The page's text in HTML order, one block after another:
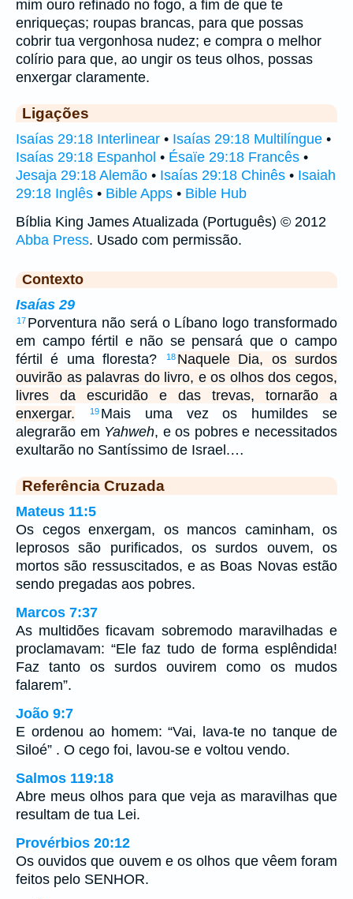
mim ouro refinado no fogo, a fim de que te
enriqueças; roupas brancas, para que possas
cobrir tua vergonhosa nudez; e compra o melhor
colírio para que, ao ungir os teus olhos, possas
enxergar claramente.
Ligações
Isaías 29:18 Interlinear • Isaías 29:18 Multilíngue •
Isaías 29:18 Espanhol • Ésaïe 29:18 Francês •
Jesaja 29:18 Alemão • Isaías 29:18 Chinês • Isaiah
29:18 Inglês • Bible Apps • Bible Hub
Bíblia King James Atualizada (Português) © 2012
Abba Press. Usado com permissão.
Contexto
Isaías 29
17 Porventura não será o Líbano logo transformado
em campo fértil e não se pensará que o campo
fértil é uma floresta?
18 Naquele Dia, os surdos
ouvirão as palavras do livro, e os olhos dos cegos,
livres da escuridão e das trevas, tornarão a
enxergar.
19 Mais uma vez os humildes se
alegrarão em Yahweh, e os pobres e necessitados
exultarão no Santíssimo de Israel.…
Referência Cruzada
Mateus 11:5
Os cegos enxergam, os mancos caminham, os
leprosos são purificados, os surdos ouvem, os
mortos são ressuscitados, e as Boas Novas estão
sendo pregadas aos pobres.
Marcos 7:37
As multidões ficavam sobremodo maravilhadas e
proclamavam: “Ele faz tudo de forma esplêndida!
Faz tanto os surdos ouvirem como os mudos
falarem”.
João 9:7
E ordenou ao homem: “Vai, lava-te no tanque de
Siloé” . O cego foi, lavou-se e voltou vendo.
Salmos 119:18
Abre meus olhos para que veja as maravilhas que
resultam de tua Lei.
Provérbios 20:12
Os ouvidos que ouvem e os olhos que vêem foram
feitos pelo SENHOR.